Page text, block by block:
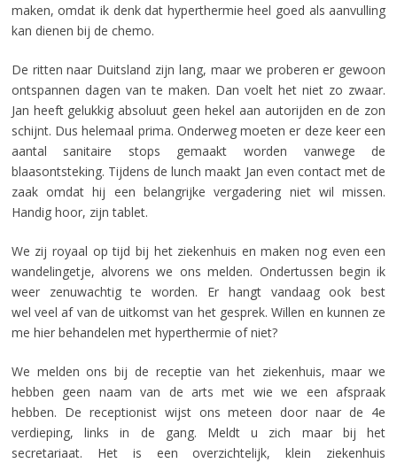
maken, omdat ik denk dat hyperthermie heel goed als aanvulling
kan dienen bij de chemo.
De ritten naar Duitsland zijn lang, maar we proberen er gewoon
ontspannen dagen van te maken. Dan voelt het niet zo zwaar.
Jan heeft gelukkig absoluut geen hekel aan autorijden en de zon
schijnt. Dus helemaal prima. Onderweg moeten er deze keer een
aantal sanitaire stops gemaakt worden vanwege de
blaasontsteking. Tijdens de lunch maakt Jan even contact met de
zaak omdat hij een belangrijke vergadering niet wil missen.
Handig hoor, zijn tablet.
We zij royaal op tijd bij het ziekenhuis en maken nog even een
wandelingetje, alvorens we ons melden. Ondertussen begin ik
weer zenuwachtig te worden. Er hangt vandaag ook best
wel veel af van de uitkomst van het gesprek. Willen en kunnen ze
me hier behandelen met hyperthermie of niet?
We melden ons bij de receptie van het ziekenhuis, maar we
hebben geen naam van de arts met wie we een afspraak
hebben. De receptionist wijst ons meteen door naar de 4e
verdieping, links in de gang. Meldt u zich maar bij het
secretariaat. Het is een overzichtelijk, klein ziekenhuis